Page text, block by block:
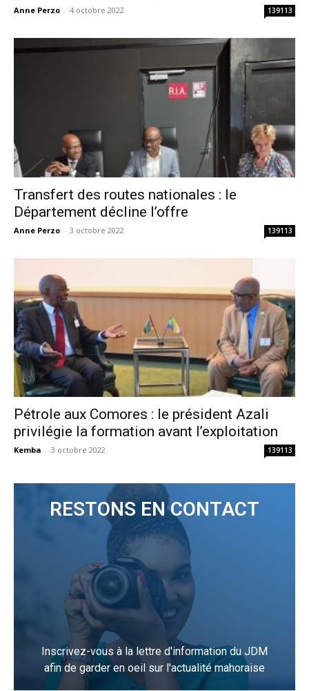
Anne Perzo - 4 octobre 2022 139113
Transfert des routes nationales : le
Département décline l’offre
Anne Perzo - 3 octobre 2022 139113
Pétrole aux Comores : le président Azali
privilégie la formation avant l’exploitation
Kemba - 3 octobre 2022 139113
RESTONS EN CONTACT
Inscrivez-vous à la lettre d'information du JDM
afin de garder en oeil sur l'actualité mahoraise